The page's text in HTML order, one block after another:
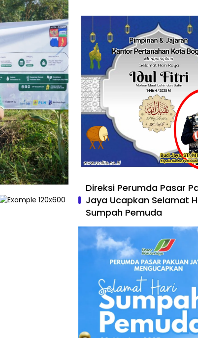
Direksi Perumda Pasar
Jaya Ucapkan Selamat
Sumpah Pemuda